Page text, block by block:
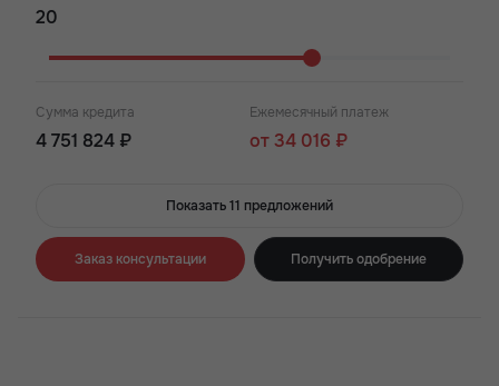
Сумма кредита
4 751 824 ₽
Ежемесячный платеж
от 34 016 ₽
Показать 11 предложений
Заказ консультации Получить одобрение